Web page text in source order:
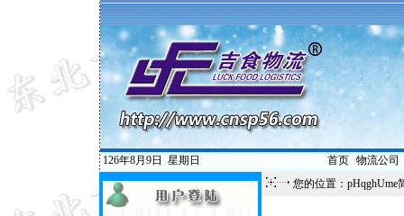
126年8月9日 星期日 首页| 物流公司
您的位置：pHqghUme